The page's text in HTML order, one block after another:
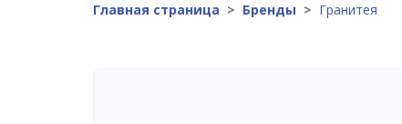
Главная страница Бренды Гранитея